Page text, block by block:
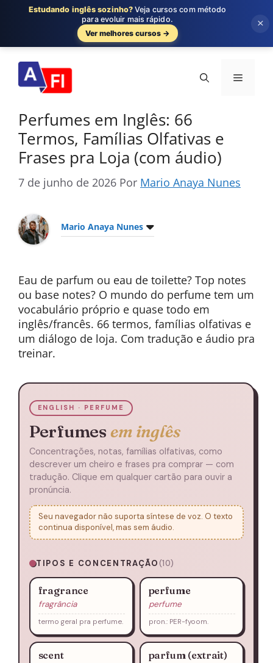
para
conteúdo
Menu
Perfumes em Inglês: 66
Termos, Famílias Olfativas e
Frases pra Loja (com áudio)
7 de junho de 2026 Por Mario Anaya Nunes
Mario Anaya Nunes
Eau de parfum ou eau de toilette? Top notes
ou base notes? O mundo do perfume tem um
vocabulário próprio e quase todo em
inglês/francês. 66 termos, famílias olfativas e
um diálogo de loja. Com tradução e áudio pra
treinar.
ENGLISH · PERFUME
Perfumes em inglês
Concentrações, notas, famílias olfativas, como
descrever um cheiro e frases pra comprar — com
tradução. Clique em qualquer cartão para ouvir a
pronúncia.
Seu navegador não suporta síntese de voz. O texto
continua disponível, mas sem áudio.
TIPOS E CONCENTRAÇÃO(10)
fragrance
fragrância
termo geral pra perfume.
perfume
perfume
pron.: PER-fyoom.
scent parfum (extrait)
Estudando inglês sozinho? Veja cursos com método
para evoluir mais rápido.
Ver melhores cursos →
×